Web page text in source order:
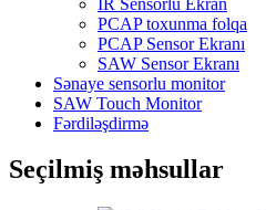
PCAP toxunma folqa
PCAP Sensor Ekranı
SAW Sensor Ekranı
Sənaye sensorlu monitor
SAW Touch Monitor
Fərdiləşdirmə
Seçilmiş məhsullar